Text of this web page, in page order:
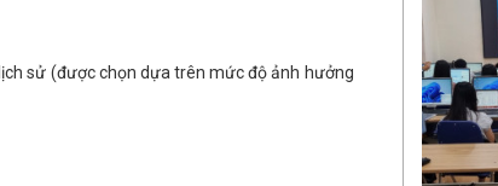
sử (được chọn dựa trên mức độ ảnh hưởng